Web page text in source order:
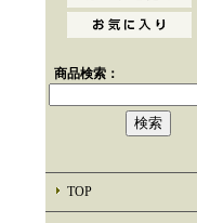
商品検索：
TOP